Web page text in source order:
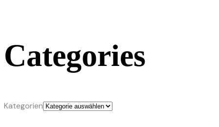
Categories
Kategorien